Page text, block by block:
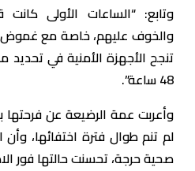
وتابع: “الساعات الأولى
والخوف عليهم، خاصة مع غموض
تنجح الأجهزة الأمنية في تحديد
48 ساعة”.
وأعربت عمة الرضيعة عن فرحتها
لم تنم طوال فترة اختفائها،
صحية حرجة، تحسنت حالتها فور